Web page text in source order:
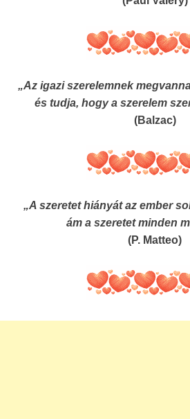
„Az igazi szerelemnek
és tudja, hogy a szerelem
(Balzac)
„A szeretet hiányát az ember
ám a szeretet minden
(P. Matteo)